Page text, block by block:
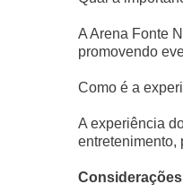
A Arena Fonte
promovendo
Como é a
A experiência
entretenimento,